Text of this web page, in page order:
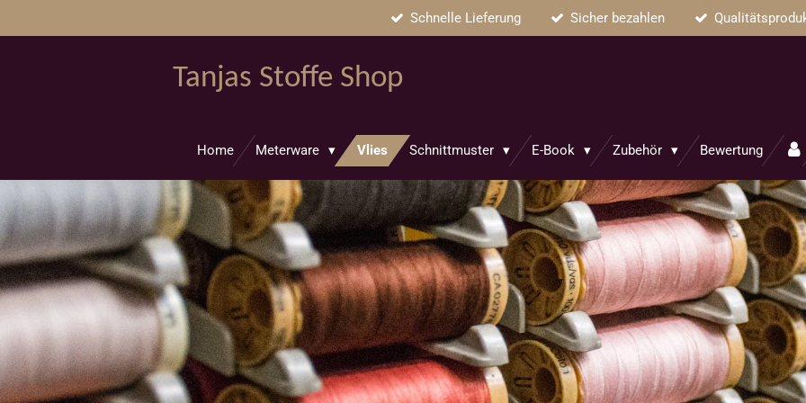
Schnelle Lieferung Sicher bezahlen
Tanjas Stoffe Shop
Home Meterware Vlies Schnittmuster E-Book Zubehör Bewertung